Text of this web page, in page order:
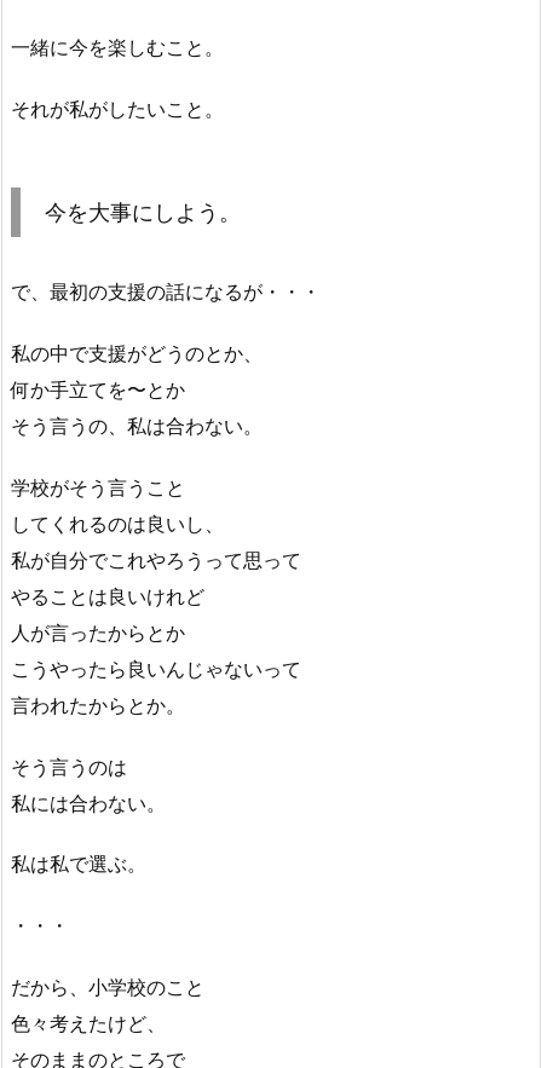
一緒に今を楽しむこと。
それが私がしたいこと。
今を大事にしよう。
で、最初の支援の話になるが・・・
私の中で支援がどうのとか、
何か手立てを〜とか
そう言うの、私は合わない。
学校がそう言うこと
してくれるのは良いし、
私が自分でこれやろうって思って
やることは良いけれど
人が言ったからとか
こうやったら良いんじゃないって
言われたからとか。
そう言うのは
私には合わない。
私は私で選ぶ。
・・・
だから、小学校のこと
色々考えたけど、
そのままのところで